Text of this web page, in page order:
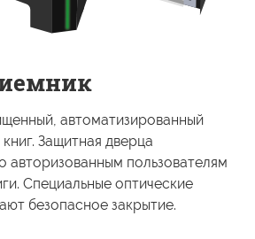
автоматизированный
Защитная дверца
авторизованным пользователям
Специальные оптические
безопасное закрытие.